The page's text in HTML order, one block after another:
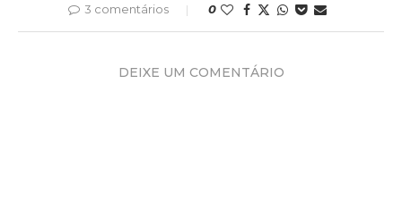
3 comentários 0
DEIXE UM COMENTÁRIO